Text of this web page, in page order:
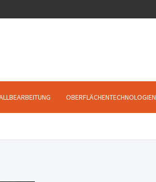
OBERFLÄCHENTECHNOLOGIEN